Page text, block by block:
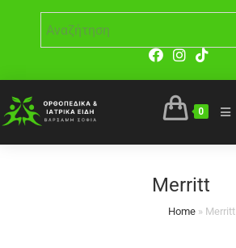
0
Merritt
Home» Merritt